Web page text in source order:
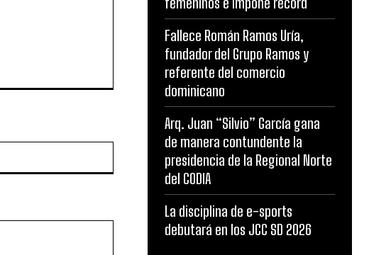
Fallece Román Ramos Uría,
fundador del Grupo Ramos y
referente del comercio
dominicano
Arq. Juan “Silvio” García gana
de manera contundente la
presidencia de la Regional Norte
del CODIA
La disciplina de e-sports
debutará en los JCC SD 2026